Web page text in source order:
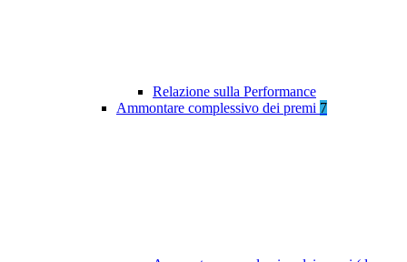
Relazione sulla Performance
Ammontare complessivo dei premi 7